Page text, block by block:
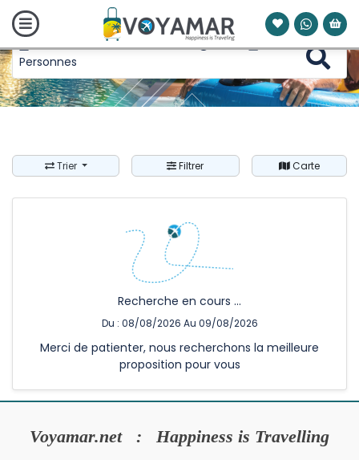
08 août 2026 - 09 août 2026 1 Nuits 0
Personnes
Trier Filtrer Carte
Recherche en cours ...
Du : 08/08/2026 Au 09/08/2026
Merci de patienter, nous recherchons la meilleure
proposition pour vous
Voyamar.net : Happiness is Travelling